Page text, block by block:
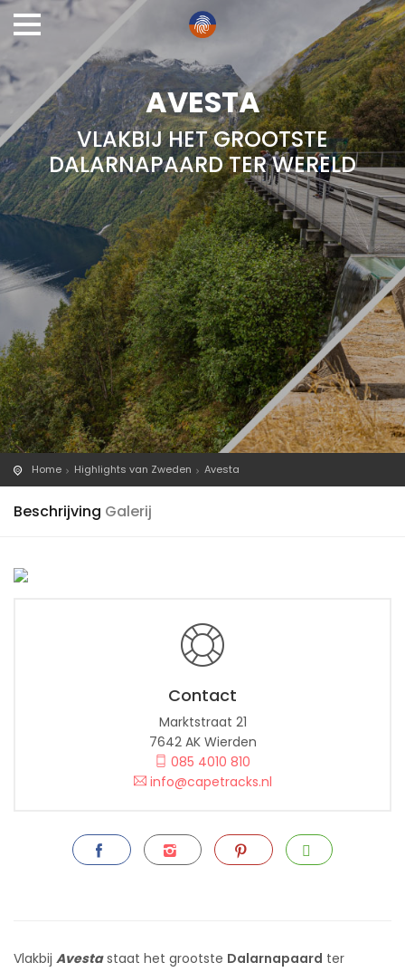
AVESTA
VLAKBIJ HET GROOTSTE
DALARNAPAARD TER WERELD
Home Highlights van Zweden Avesta
Beschrijving Galerij
Vlakbij Avestastaat het grootste Dalarnapaard ter
Contact
Marktstraat 21
7642 AK Wierden
085 4010 810
info@capetracks.nl